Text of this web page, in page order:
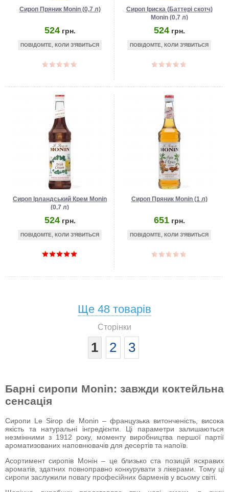
Сироп Пряник Monin (0,7 л)
524 грн.
ПОВІДОМТЕ, КОЛИ З'ЯВИТЬСЯ
Сироп Іриска (Баттері скотч)
Monin (0,7 л)
524 грн.
ПОВІДОМТЕ, КОЛИ З'ЯВИТЬСЯ
Сироп Ірландський Крем Monin
(0,7 л)
524 грн.
ПОВІДОМТЕ, КОЛИ З'ЯВИТЬСЯ
Сироп Пряник Monin (1 л)
651 грн.
ПОВІДОМТЕ, КОЛИ З'ЯВИТЬСЯ
Ще 48 товарів
Сторінки
1 2 3
Барні сиропи Monin: завжди коктейльна
сенсація
Сиропи Le Sirop de Monin – французька витонченість, висока
якість та натуральні інгредієнти. Ці параметри залишаються
незмінними з 1912 року, моменту виробництва першої партії
ароматизованих наповнювачів для десертів та напоїв.
Асортимент сиропів Монін – це близько ста позицій яскравих
ароматів, здатних повноправно конкурувати з лікерами. Тому ці
сиропи заслужили повагу професійних барменів у всьому світі.